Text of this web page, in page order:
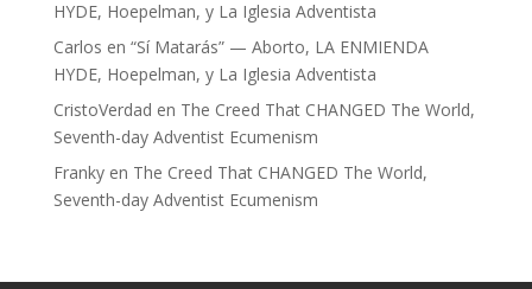
HYDE, Hoepelman, y La Iglesia Adventista
Carlos en “Sí Matarás” — Aborto, LA ENMIENDA
HYDE, Hoepelman, y La Iglesia Adventista
CristoVerdad en The Creed That CHANGED The World,
Seventh-day Adventist Ecumenism
Frankyen The Creed That CHANGED The World,
Seventh-day Adventist Ecumenism